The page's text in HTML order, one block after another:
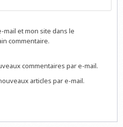
mail et mon site dans le
commentaire.
commentaires par e-mail.
articles par e-mail.